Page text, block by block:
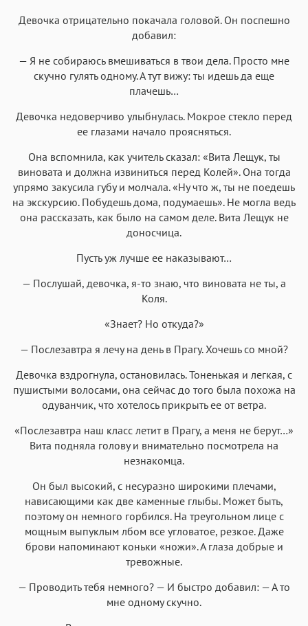
Аа Аа Аа Аа
Девочка отрицательно покачала головой. Он поспешно
добавил:
— Я не собираюсь вмешиваться в твои дела. Просто мне
скучно гулять одному. А тут вижу: ты идешь да еще
плачешь…
Девочка недоверчиво улыбнулась. Мокрое стекло перед
ее глазами начало проясняться.
Она вспомнила, как учитель сказал: «Вита Лещук, ты
виновата и должна извиниться перед Колей». Она тогда
упрямо закусила губу и молчала. «Ну что ж, ты не поедешь
на экскурсию. Побудешь дома, подумаешь». Не могла ведь
она рассказать, как было на самом деле. Вита Лещук не
доносчица.
Пусть уж лучше ее наказывают…
— Послушай, девочка, я-то знаю, что виновата не ты, а
Коля.
«Знает? Но откуда?»
— Послезавтра я лечу на день в Прагу. Хочешь со мной?
Девочка вздрогнула, остановилась. Тоненькая и легкая, с
пушистыми волосами, она сейчас до того была похожа на
одуванчик, что хотелось прикрыть ее от ветра.
«Послезавтра наш класс летит в Прагу, а меня не берут…»
Вита подняла голову и внимательно посмотрела на
незнакомца.
Он был высокий, с несуразно широкими плечами,
нависающими как две каменные глыбы. Может быть,
поэтому он немного горбился. На треугольном лице с
мощным выпуклым лбом все угловатое, резкое. Даже
брови напоминают коньки «ножи». А глаза добрые и
тревожные.
— Проводить тебя немного? — И быстро добавил: — А то
мне одному скучно.